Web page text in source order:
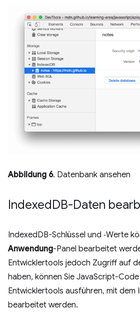
Abbildung 6. Datenbank ansehen
IndexedDB-Daten
IndexedDB-Schlüssel und ‑Werte
Anwendung-Panel bearbeitet
Entwicklertools jedoch Zugriff auf
haben, können Sie JavaScript-
Entwicklertools ausführen, mit dem
bearbeitet werden.